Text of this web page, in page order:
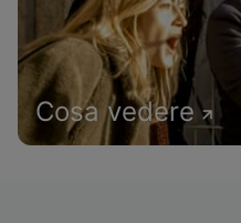
Cosa vedere